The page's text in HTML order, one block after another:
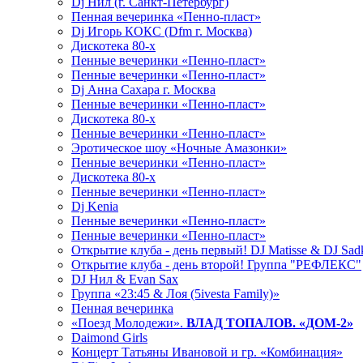
Пенная вечеринка «Пенно-пласт»
Dj Игорь КОКС (Dfm г. Москва)
Дискотека 80-х
Пенные вечеринки «Пенно-пласт»
Пенные вечеринки «Пенно-пласт»
Dj Анна Сахара г. Москва
Пенные вечеринки «Пенно-пласт»
Дискотека 80-х
Пенные вечеринки «Пенно-пласт»
Эротическое шоу «Ночные Амазонки»
Пенные вечеринки «Пенно-пласт»
Дискотека 80-х
Пенные вечеринки «Пенно-пласт»
Dj Kenia
Пенные вечеринки «Пенно-пласт»
Пенные вечеринки «Пенно-пласт»
Открытие клуба - день первый! DJ Matisse & DJ
Открытие клуба - день второй! Группа "РЕФЛЕКС"
DJ Нил & Evan Sax
Группа «23:45 & Лоя (5ivesta Family)»
Пенная вечеринка
«Поезд Молодежи». ВЛАД ТОПАЛОВ. «ДОМ-2»
Daimond Girls
Концерт Татьяны Ивановой и гр. «Комбинация»